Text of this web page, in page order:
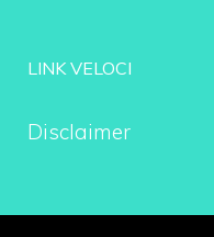
LINK VELOCI
Disclaimer